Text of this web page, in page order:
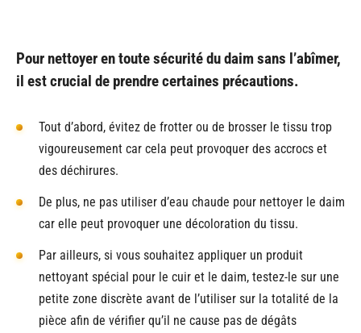
Pour nettoyer en toute sécurité du daim sans l’abîmer,
il est crucial de prendre certaines précautions.
Tout d’abord, évitez de frotter ou de brosser le tissu trop
vigoureusement car cela peut provoquer des accrocs et
des déchirures.
De plus, ne pas utiliser d’eau chaude pour nettoyer le daim
car elle peut provoquer une décoloration du tissu.
Par ailleurs, si vous souhaitez appliquer un produit
nettoyant spécial pour le cuir et le daim, testez-le sur une
petite zone discrète avant de l’utiliser sur la totalité de la
pièce afin de vérifier qu’il ne cause pas de dégâts